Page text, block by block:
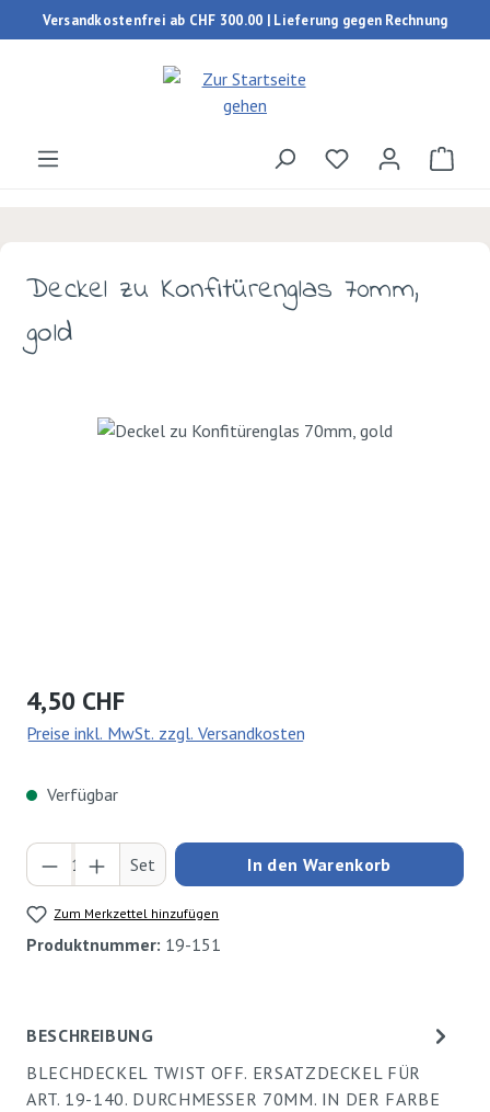
Zum Hauptinhalt springen
Versandkostenfrei ab CHF 300.00 | Lieferung gegen Rechnung
Du hast 0
Deckel zu Konfitürenglas 70mm,
gold
Bildergalerie überspringen
Regulärer Preis:
4,50 CHF
Preise inkl. MwSt. zzgl. Versandkosten
Verfügbar
Produkt Anzahl: Gib den gewünschten Wert
Set In den Warenkorb
Zum Merkzettel hinzufügen
Produktnummer: 19-151
BESCHREIBUNG
BLECHDECKEL TWIST OFF. ERSATZDECKEL FÜR
ART. 19-140. DURCHMESSER 70MM. IN DER FARBE